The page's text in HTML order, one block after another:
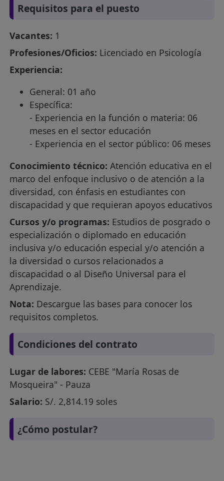
Requisitos para el puesto
Vacantes: 1
Profesiones/Oficios: Licenciado en Psicología
Experiencia:
General: 01 año
Específica:
- Experiencia en la función o materia: 06
meses en el sector educación
- Experiencia en el sector público: 06 meses
Conocimiento técnico: Atención educativa en el
marco del enfoque inclusivo o de atención a la
diversidad, con énfasis en estudiantes con
discapacidad y que requieran apoyos educativos
Cursos y/o programas: Estudios de posgrado o
especialización o diplomado en educación
inclusiva y/o educación especial y/o atención a
la diversidad o cursos relacionados a
discapacidad o al Diseño Universal para el
Aprendizaje.
Nota: Descargue las bases para conocer los
requisitos completos.
Condiciones del contrato
Lugar de labores: CEBE "María Rosas de
Mosqueira" - Pauza
Salario: S/. 2,814.19 soles
¿Cómo postular?